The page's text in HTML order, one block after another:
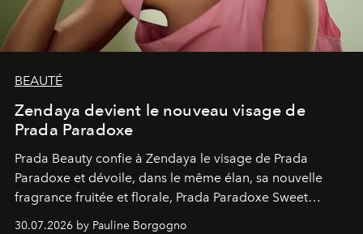
BEAUTÉ
Zendaya devient le nouveau visage de
Prada Paradoxe
Prada Beauty confie à Zendaya le visage de Prada
Paradoxe et dévoile, dans le même élan, sa nouvelle
fragrance fruitée et florale, Prada Paradoxe Sweet
Chemistry Eau de Parfum.
30.07.2026 by Pauline Borgogno